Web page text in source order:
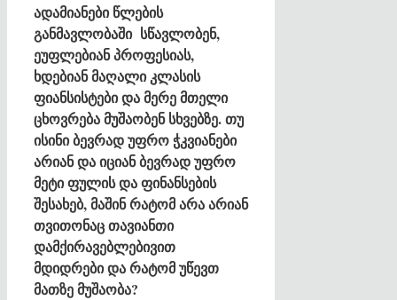
ადამიანები წლების
განმავლობაში სწავლობენ,
ეუფლებიან პროფესიას,
ხდებიან მაღალი კლასის
ფიანსისტები და მერე მთელი
ცხოვრება მუშაობენ სხვებზე. თუ
ისინი ბევრად უფრო ჭკვიანები
არიან და იციან ბევრად უფრო
მეტი ფულის და ფინანსების
შესახებ, მაშინ რატომ არა არიან
თვითონაც თავიანთი
დამქირავებლებივით
მდიდრები და რატომ უწევთ
მათზე მუშაობა?